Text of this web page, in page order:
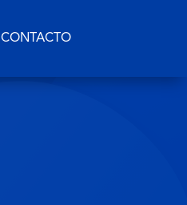
CONTACTO